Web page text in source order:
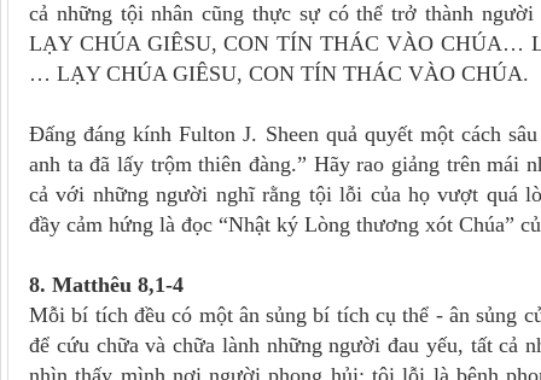
cả những tội nhân cũng thực sự có thể trở thành
LẠY CHÚA GIÊSU, CON TÍN THÁC VÀO CHÚA…
… LẠY CHÚA GIÊSU, CON TÍN THÁC VÀO CHÚA.
Đấng đáng kính Fulton J. Sheen quả quyết một cách
anh ta đã lấy trộm thiên đàng.” Hãy rao giảng trên mái
cả với những người nghĩ rằng tội lỗi của họ vượt quá
đầy cảm hứng là đọc “Nhật ký Lòng thương xót Chúa”
8. Matthêu 8,1-4
Mỗi bí tích đều có một ân sủng bí tích cụ thể - ân sủng
để cứu chữa và chữa lành những người đau yếu, tất cả